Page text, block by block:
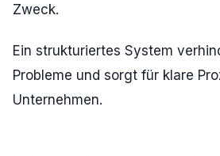
Zweck.
Ein strukturiertes System
Probleme und sorgt für klare
Unternehmen.